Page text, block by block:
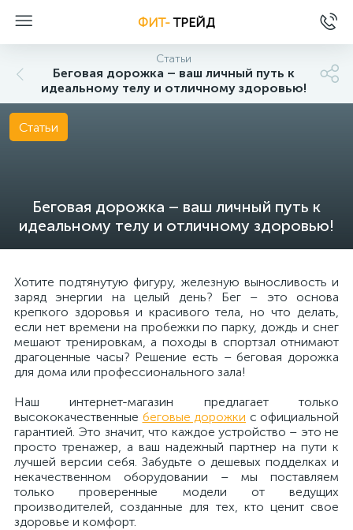
ФИТ-ТРЕЙД
Статьи
Беговая дорожка – ваш личный путь к
идеальному телу и отличному здоровью!
Беговая дорожка – ваш личный путь к
идеальному телу и отличному здоровью!
Статьи
Хотите подтянутую фигуру, железную выносливость и
заряд энергии на целый день? Бег – это основа
крепкого здоровья и красивого тела, но что делать,
если нет времени на пробежки по парку, дождь и снег
мешают тренировкам, а походы в спортзал отнимают
драгоценные часы? Решение есть – беговая дорожка
для дома или профессионального зала!
Наш интернет-магазин предлагает только
высококачественные беговые дорожки с официальной
гарантией. Это значит, что каждое устройство – это не
просто тренажер, а ваш надежный партнер на пути к
лучшей версии себя. Забудьте о дешевых подделках и
некачественном оборудовании – мы поставляем
только проверенные модели от ведущих
производителей, созданные для тех, кто ценит свое
здоровье и комфорт.